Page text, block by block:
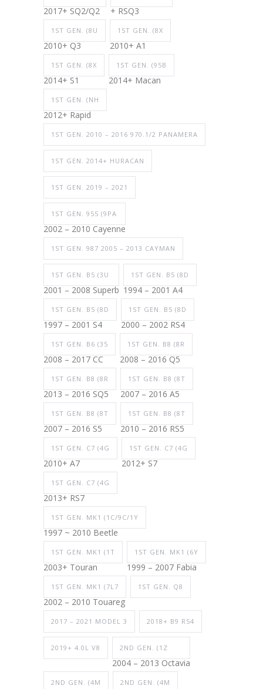
2017+ SQ2/Q2 + RSQ3
1ST GEN. (8U
2010+ Q3
1ST GEN. (8X
2010+ A1
1ST GEN. (8X
2014+ S1
1ST GEN. (95B
2014+ Macan
1ST GEN. (NH
2012+ Rapid
1ST GEN. 2010 – 2016 970.1/2 PANAMERA
1ST GEN. 2014+ HURACAN
1ST GEN. 2019 – 2021
1ST GEN. 955 (9PA
2002 – 2010 Cayenne
1ST GEN. 987 2005 – 2013 CAYMAN
1ST GEN. B5 (3U
2001 – 2008 Superb
1ST GEN. B5 (8D
1994 – 2001 A4
1ST GEN. B5 (8D
1997 – 2001 S4
1ST GEN. B5 (8D
2000 – 2002 RS4
1ST GEN. B6 (35
2008 – 2017 CC
1ST GEN. B8 (8R
2008 – 2016 Q5
1ST GEN. B8 (8R
2013 – 2016 SQ5
1ST GEN. B8 (8T
2007 – 2016 A5
1ST GEN. B8 (8T
2007 – 2016 S5
1ST GEN. B8 (8T
2010 – 2016 RS5
1ST GEN. C7 (4G
2010+ A7
1ST GEN. C7 (4G
2012+ S7
1ST GEN. C7 (4G
2013+ RS7
1ST GEN. MK1 (1C/9C/1Y
1997 ~ 2010 Beetle
1ST GEN. MK1 (1T
2003+ Touran
1ST GEN. MK1 (6Y
1999 – 2007 Fabia
1ST GEN. MK1 (7L7
2002 – 2010 Touareg
1ST GEN. Q8
2017 – 2021 MODEL 3 2018+ B9 RS4
2019+ 4.0L V8 2ND GEN. (1Z
2004 – 2013 Octavia
2ND GEN. (4M 2ND GEN. (4M